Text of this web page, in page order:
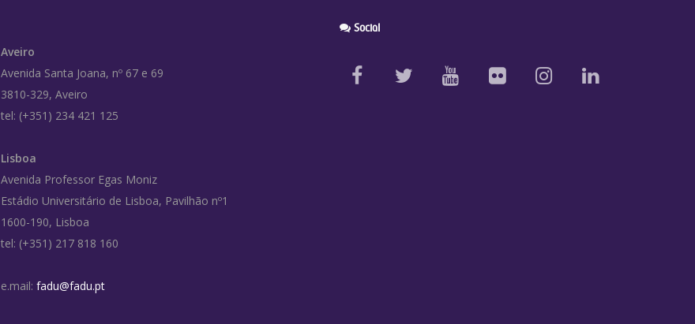
Aveiro
Avenida Santa Joana, nº 67 e 69
3810-329, Aveiro
tel: (+351) 234 421 125
Lisboa
Avenida Professor Egas Moniz
Estádio Universitário de Lisboa, Pavilhão nº1
1600-190, Lisboa
tel: (+351) 217 818 160
e.mail: fadu@fadu.pt
Social